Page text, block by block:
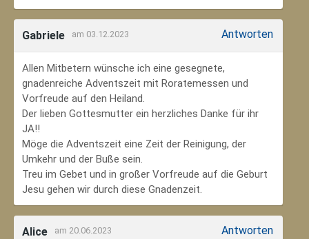
Gabriele am 03.12.2023 Antworten
Allen Mitbetern wünsche ich eine gesegnete,
gnadenreiche Adventszeit mit Roratemessen und
Vorfreude auf den Heiland.
Der lieben Gottesmutter ein herzliches Danke für ihr
JA!!
Möge die Adventszeit eine Zeit der Reinigung, der
Umkehr und der Buße sein.
Treu im Gebet und in großer Vorfreude auf die Geburt
Jesu gehen wir durch diese Gnadenzeit.
Alice am 20.06.2023 Antworten